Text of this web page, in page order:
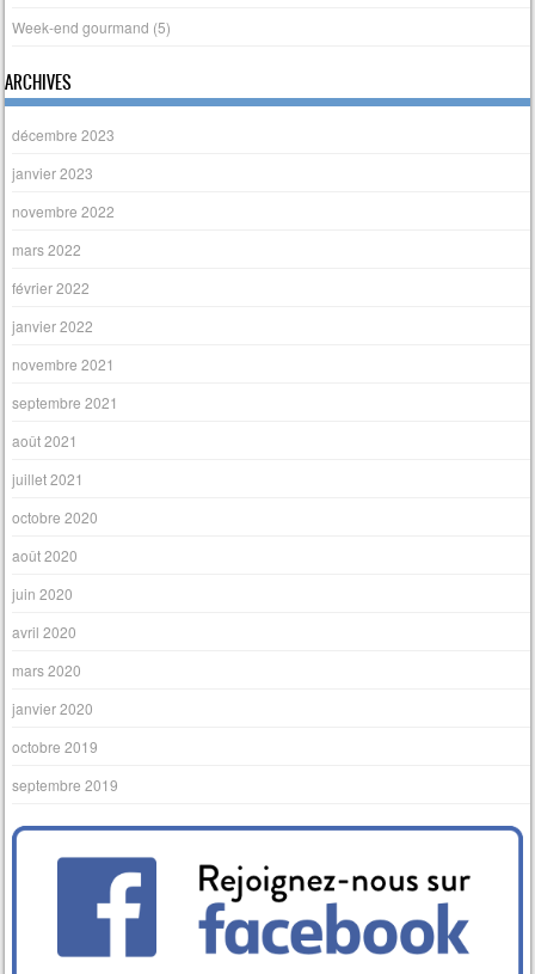
Week-end gourmand (5)
ARCHIVES
décembre 2023
janvier 2023
novembre 2022
mars 2022
février 2022
janvier 2022
novembre 2021
septembre 2021
août 2021
juillet 2021
octobre 2020
août 2020
juin 2020
avril 2020
mars 2020
janvier 2020
octobre 2019
septembre 2019